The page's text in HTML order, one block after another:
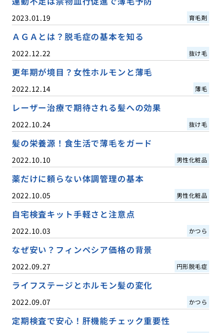
2023.01.19 育毛剤
ＡＧＡとは？脱毛症の基本を知る
2022.12.22 抜け毛
更年期が境目？女性ホルモンと薄毛
2022.12.14 薄毛
レーザー治療で期待される髪への効果
2022.10.24 抜け毛
髪の栄養源！食生活で薄毛をガード
2022.10.10 男性化粧品
薬だけに頼らない体調管理の基本
2022.10.05 男性化粧品
自宅検査キット手軽さと注意点
2022.10.03 かつら
なぜ安い？フィンペシア価格の背景
2022.09.27 円形脱毛症
ライフステージとホルモン髪の変化
2022.09.07 かつら
定期検査で安心！肝機能チェック重要性